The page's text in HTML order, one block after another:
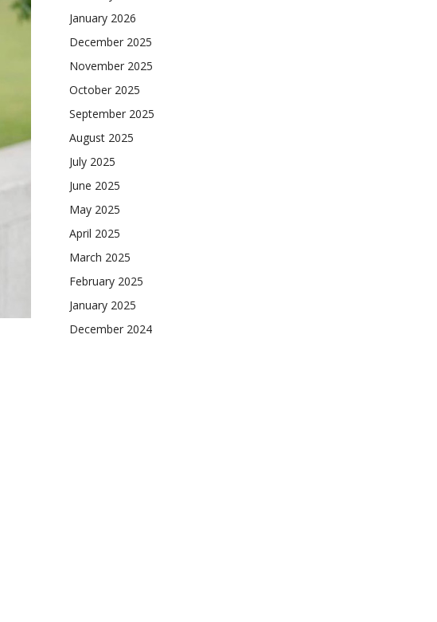
January 2026
December 2025
November 2025
October 2025
September 2025
August 2025
July 2025
June 2025
May 2025
April 2025
March 2025
February 2025
January 2025
December 2024